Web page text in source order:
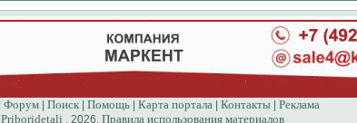
Форум| Поиск| Помощь| Карта портала| Контакты| Реклама
Priboridetali , 2026. Правила использования материалов